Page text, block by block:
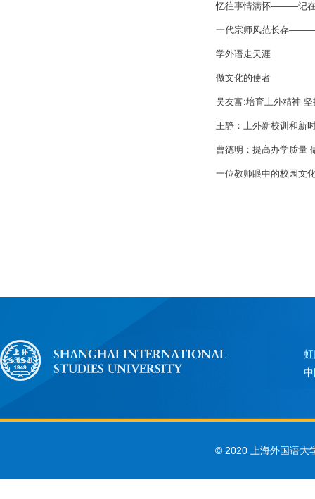
忆往事情满怀———记在
一代宗师风范长存———
学外语走天涯
做文化的使者
吴友富:培育上外精神
王静：上外新校训和新
曹德明：提高办学质量
一位教师眼中的校园文
© 2020 上海外国语大